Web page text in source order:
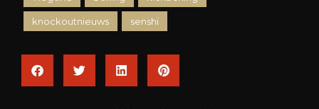
knockoutnieuws senshi